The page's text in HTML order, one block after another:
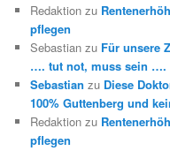
Redaktion zu
pflegen
Sebastian zu Für unsere
…. tut not, muss sein ….
Sebastian zu Diese
100% Guttenberg und
Redaktion zu
pflegen